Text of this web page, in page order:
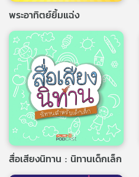
ลิ
ของ
คุณ
เพลง
บทความ
พระอาทิตย์ยิ้มแฉ่ง
สื่อเสียงนิทาน : นิทานเด็กเล็ก